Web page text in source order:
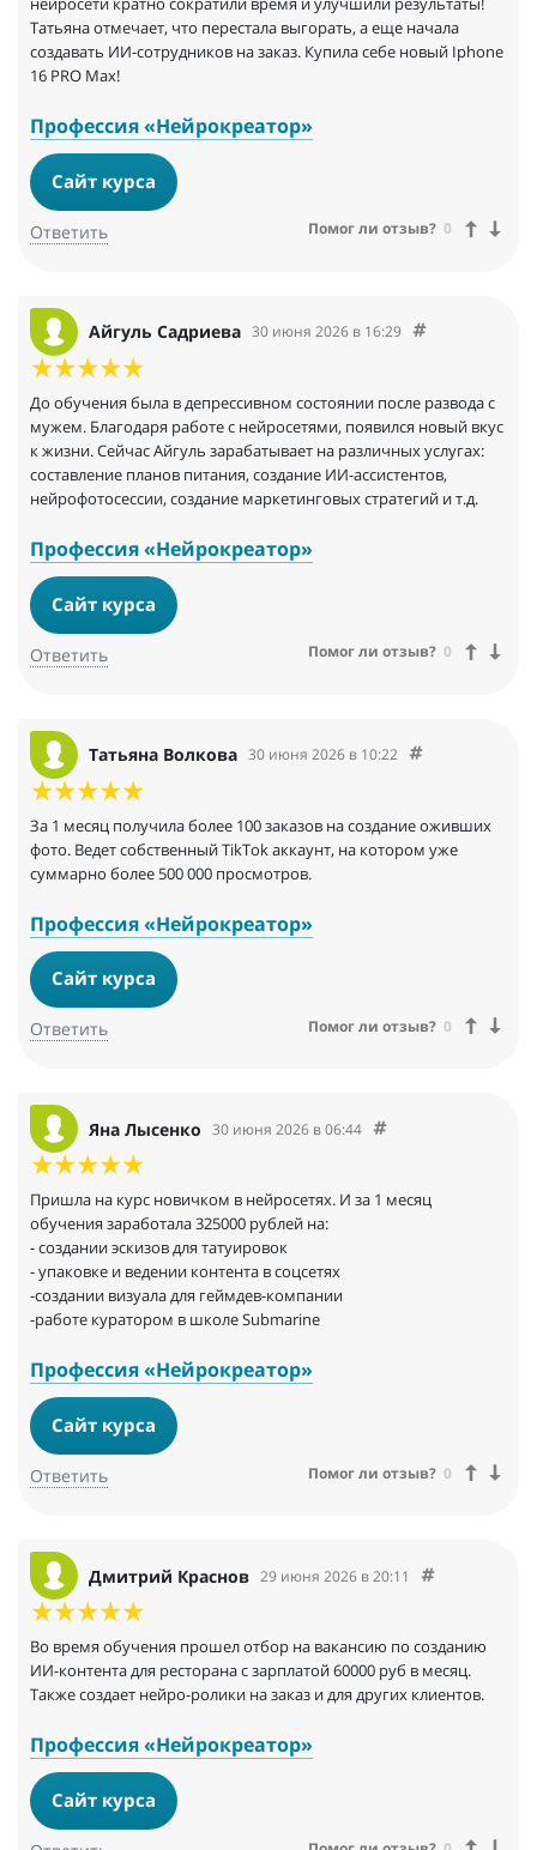
Татьяна отмечает, что перестала выгорать, а еще начала
создавать ИИ-сотрудников на заказ. Купила себе новый Iphone
16 PRO Max!
Профессия «Нейрокреатор»
Сайт курса
Ответить Помог ли отзыв? 0
Айгуль Садриева 30 июня 2026 в 16:29
До обучения была в депрессивном состоянии после развода с
мужем. Благодаря работе с нейросетями, появился новый вкус
к жизни. Сейчас Айгуль зарабатывает на различных услугах:
составление планов питания, создание ИИ-ассистентов,
нейрофотосессии, создание маркетинговых стратегий и т.д.
Профессия «Нейрокреатор»
Сайт курса
Ответить Помог ли отзыв? 0
Татьяна Волкова 30 июня 2026 в 10:22
За 1 месяц получила более 100 заказов на создание оживших
фото. Ведет собственный TikTok аккаунт, на котором уже
суммарно более 500 000 просмотров.
Профессия «Нейрокреатор»
Сайт курса
Ответить Помог ли отзыв? 0
Яна Лысенко 30 июня 2026 в 06:44
Пришла на курс новичком в нейросетях. И за 1 месяц
обучения заработала 325000 рублей на:
- создании эскизов для татуировок
- упаковке и ведении контента в соцсетях
-создании визуала для геймдев-компании
-работе куратором в школе Submarine
Профессия «Нейрокреатор»
Сайт курса
Ответить Помог ли отзыв? 0
Дмитрий Краснов 29 июня 2026 в 20:11
Во время обучения прошел отбор на вакансию по созданию
ИИ-контента для ресторана с зарплатой 60000 руб в месяц.
Также создает нейро-ролики на заказ и для других клиентов.
Профессия «Нейрокреатор»
Сайт курса